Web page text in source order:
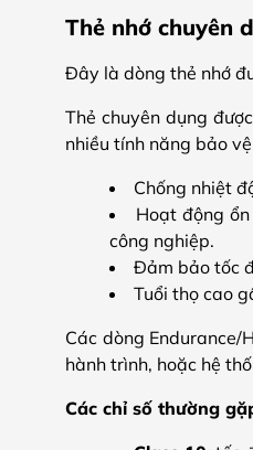
Thẻ nhớ chuyên
Đây là dòng thẻ nhớ
Thẻ chuyên dụng
nhiều tính năng bảo
Chống nhiệt
Hoạt động
công nghiệp.
Đảm bảo tốc
Tuổi thọ cao
Các dòng Endurance/
hành trình, hoặc hệ
Các chỉ số thường